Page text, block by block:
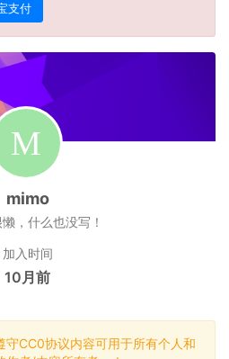
支付
mimo
，什么也没写！
加入时间
10月前
CC0协议内容可用于所有个人和